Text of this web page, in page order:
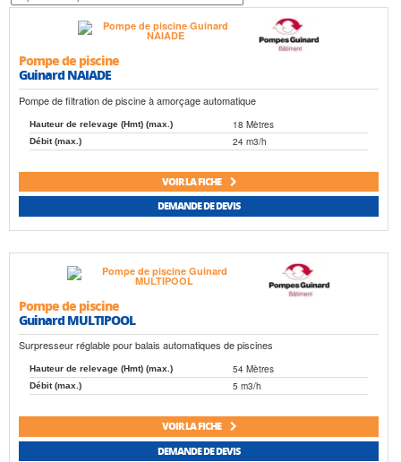
Pompe de piscine
Guinard NAIADE
Pompe de filtration de piscine à amorçage automatique
Hauteur de relevage (Hmt) (max.) 18 Mètres
Débit (max.) 24 m3/h
VOIR LA FICHE
DEMANDE DE DEVIS
Pompe de piscine
Guinard MULTIPOOL
Surpresseur réglable pour balais automatiques de piscines
Hauteur de relevage (Hmt) (max.) 54 Mètres
Débit (max.) 5 m3/h
VOIR LA FICHE
DEMANDE DE DEVIS